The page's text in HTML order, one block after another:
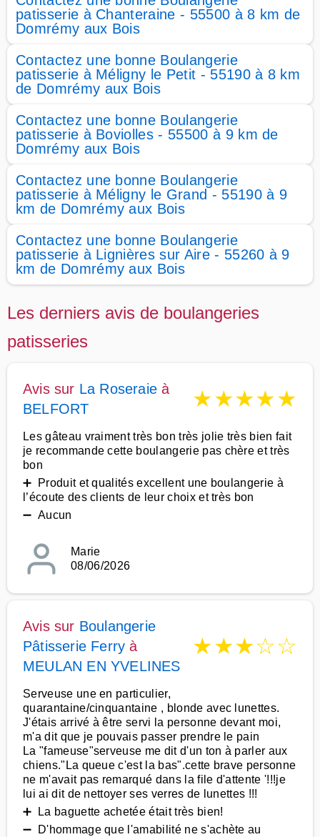
patisserie à Chanteraine - 55500 à 8 km de
Domrémy aux Bois
Contactez une bonne Boulangerie
patisserie à Méligny le Petit - 55190 à 8 km
de Domrémy aux Bois
Contactez une bonne Boulangerie
patisserie à Boviolles - 55500 à 9 km de
Domrémy aux Bois
Contactez une bonne Boulangerie
patisserie à Méligny le Grand - 55190 à 9
km de Domrémy aux Bois
Contactez une bonne Boulangerie
patisserie à Lignières sur Aire - 55260 à 9
km de Domrémy aux Bois
Les derniers avis de boulangeries
patisseries
Avis sur La Roseraie à
BELFORT
★★★★★
Les gâteau vraiment très bon très jolie très bien fait
je recommande cette boulangerie pas chère et très
bon
➕ Produit et qualités excellent une boulangerie à
l’écoute des clients de leur choix et très bon
➖ Aucun
Marie
08/06/2026
Avis sur Boulangerie
Pâtisserie Ferry à
MEULAN EN YVELINES
★★★☆☆
Serveuse une en particulier,
quarantaine/cinquantaine , blonde avec lunettes.
J'étais arrivé à être servi la personne devant moi,
m'a dit que je pouvais passer prendre le pain
La "fameuse"serveuse me dit d'un ton à parler aux
chiens."La queue c'est la bas".cette brave personne
ne m'avait pas remarqué dans la file d'attente '!!!je
lui ai dit de nettoyer ses verres de lunettes !!!
➕ La baguette achetée était très bien!
➖ D'hommage que l'amabilité ne s'achète au